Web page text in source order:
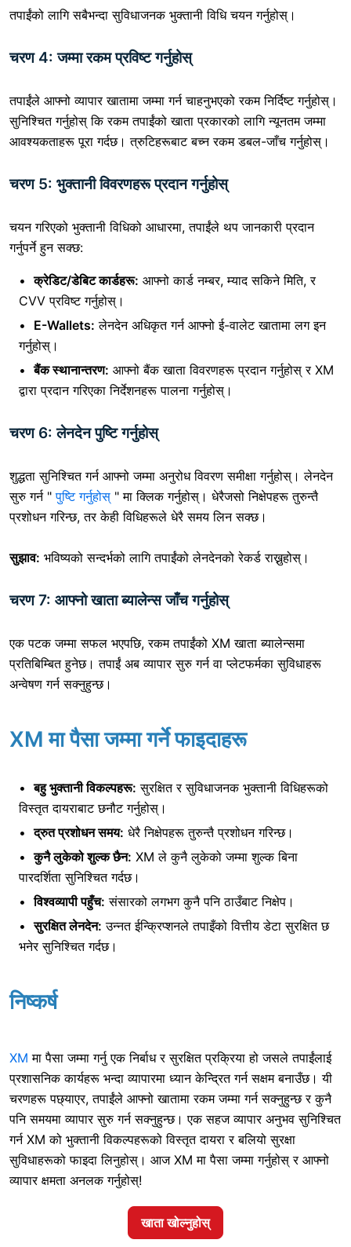
तपाईंको लागि सबैभन्दा सुविधाजनक भुक्तानी विधि चयन गर्नुहोस्।
चरण 4: जम्मा रकम प्रविष्ट गर्नुहोस्
तपाईंले आफ्नो व्यापार खातामा जम्मा गर्न चाहनुभएको रकम निर्दिष्ट गर्नुहोस्।
सुनिश्चित गर्नुहोस् कि रकम तपाईंको खाता प्रकारको लागि न्यूनतम जम्मा
आवश्यकताहरू पूरा गर्दछ। त्रुटिहरूबाट बच्न रकम डबल-जाँच गर्नुहोस्।
चरण 5: भुक्तानी विवरणहरू प्रदान गर्नुहोस्
चयन गरिएको भुक्तानी विधिको आधारमा, तपाईंले थप जानकारी प्रदान
गर्नुपर्ने हुन सक्छ:
क्रेडिट/डेबिट कार्डहरू: आफ्नो कार्ड नम्बर, म्याद सकिने मिति, र
CVV प्रविष्ट गर्नुहोस्।
E-Wallets: लेनदेन अधिकृत गर्न आफ्नो ई-वालेट खातामा लग इन
गर्नुहोस्।
बैंक स्थानान्तरण: आफ्नो बैंक खाता विवरणहरू प्रदान गर्नुहोस् र XM
द्वारा प्रदान गरिएका निर्देशनहरू पालना गर्नुहोस्।
चरण 6: लेनदेन पुष्टि गर्नुहोस्
शुद्धता सुनिश्चित गर्न आफ्नो जम्मा अनुरोध विवरण समीक्षा गर्नुहोस्।लेनदेन
सुरु गर्न "पुष्टि गर्नुहोस् " मा क्लिक गर्नुहोस्। धेरैजसो निक्षेपहरू तुरुन्तै
प्रशोधन गरिन्छ, तर केही विधिहरूले धेरै समय लिन सक्छ।
सुझाव: भविष्यको सन्दर्भको लागि तपाईंको लेनदेनको रेकर्ड राख्नुहोस्।
चरण 7: आफ्नो खाता ब्यालेन्स जाँच गर्नुहोस्
एक पटक जम्मा सफल भएपछि, रकम तपाईंको XM खाता ब्यालेन्समा
प्रतिबिम्बित हुनेछ। तपाईं अब व्यापार सुरु गर्न वा प्लेटफर्मका सुविधाहरू
अन्वेषण गर्न सक्नुहुन्छ।
XM मा पैसा जम्मा गर्ने फाइदाहरू
बहु भुक्तानी विकल्पहरू: सुरक्षित र सुविधाजनक भुक्तानी विधिहरूको
विस्तृत दायराबाट छनौट गर्नुहोस्।
द्रुत प्रशोधन समय: धेरै निक्षेपहरू तुरुन्तै प्रशोधन गरिन्छ।
कुनै लुकेको शुल्क छैन: XM ले कुनै लुकेको जम्मा शुल्क बिना
पारदर्शिता सुनिश्चित गर्दछ।
विश्वव्यापी पहुँच: संसारको लगभग कुनै पनि ठाउँबाट निक्षेप।
सुरक्षित लेनदेन: उन्नत ईन्क्रिप्शनले तपाइँको वित्तीय डेटा सुरक्षित छ
भनेर सुनिश्चित गर्दछ।
निष्कर्ष
XM मा पैसा जम्मा गर्नुएक निर्बाध र सुरक्षित प्रक्रिया हो जसले तपाईंलाई
प्रशासनिक कार्यहरू भन्दा व्यापारमा ध्यान केन्द्रित गर्न सक्षम बनाउँछ। यी
चरणहरू पछ्याएर, तपाईंले आफ्नो खातामा रकम जम्मा गर्न सक्नुहुन्छ र कुनै
पनि समयमा व्यापार सुरु गर्न सक्नुहुन्छ। एक सहज व्यापार अनुभव सुनिश्चित
गर्न XM को भुक्तानी विकल्पहरूको विस्तृत दायरा र बलियो सुरक्षा
सुविधाहरूको फाइदा लिनुहोस्। आज XM मा पैसा जम्मा गर्नुहोस् र आफ्नो
व्यापार क्षमता अनलक गर्नुहोस्!
खाता खोल्नुहोस्